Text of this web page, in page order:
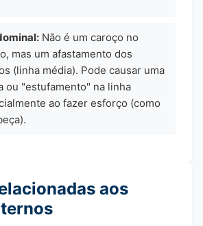
Não é um caroço no
mas um afastamento dos
(linha média). Pode causar uma
ou "estufamento" na linha
ao fazer esforço (como
aos